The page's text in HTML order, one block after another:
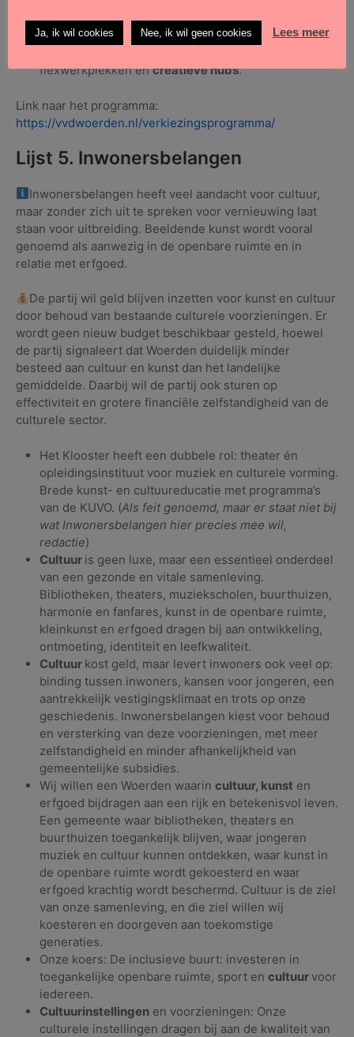
en Nieuw-Middelland), zetten we naast meer
woningen ook in op ruimte voor werken,
flexwerkplekken encreatieve hubs.
Link naar het programma:
https://vvdwoerden.nl/verkiezingsprogramma/
Lijst 5. Inwonersbelangen
Inwonersbelangen heeft veel aandacht voor cultuur,
maar zonder zich uit te spreken voor vernieuwing laat
staan voor uitbreiding. Beeldende kunst wordt vooral
genoemd als aanwezig in de openbare ruimte en in
relatie met erfgoed.
De partij wil geld blijven inzetten voor kunst en cultuur
door behoud van bestaande culturele voorzieningen. Er
wordt geen nieuw budget beschikbaar gesteld, hoewel
de partij signaleert dat Woerden duidelijk minder
besteed aan cultuur en kunst dan het landelijke
gemiddelde. Daarbij wil de partij ook sturen op
effectiviteit en grotere financiële zelfstandigheid van de
culturele sector.
Het Klooster heeft een dubbele rol: theater én
opleidingsinstituut voor muziek en culturele vorming.
Brede kunst- en cultuureducatie met programma’s
van de KUVO. (Als feit genoemd, maar er staat niet bij
wat Inwonersbelangen hier precies mee wil,
redactie)
Cultuur is geen luxe, maar een essentieel onderdeel
van een gezonde en vitale samenleving.
Bibliotheken, theaters, muziekscholen, buurthuizen,
harmonie en fanfares, kunst in de openbare ruimte,
kleinkunst en erfgoed dragen bij aan ontwikkeling,
ontmoeting, identiteit en leefkwaliteit.
Cultuur kost geld, maar levert inwoners ook veel op:
binding tussen inwoners, kansen voor jongeren, een
aantrekkelijk vestigingsklimaat en trots op onze
geschiedenis. Inwonersbelangen kiest voor behoud
en versterking van deze voorzieningen, met meer
zelfstandigheid en minder afhankelijkheid van
gemeentelijke subsidies.
Wij willen een Woerden waarin cultuur, kunst en
erfgoed bijdragen aan een rijk en betekenisvol leven.
Een gemeente waar bibliotheken, theaters en
buurthuizen toegankelijk blijven, waar jongeren
muziek en cultuur kunnen ontdekken, waar kunst in
de openbare ruimte wordt gekoesterd en waar
erfgoed krachtig wordt beschermd. Cultuur is de ziel
van onze samenleving, en die ziel willen wij
koesteren en doorgeven aan toekomstige
generaties.
Onze koers: De inclusieve buurt: investeren in
toegankelijke openbare ruimte, sport en cultuur voor
iedereen.
Cultuurinstellingen en voorzieningen: Onze
culturele instellingen dragen bij aan de kwaliteit van
Ja, ik wil cookies Nee, ik wil geen cookies Lees meer